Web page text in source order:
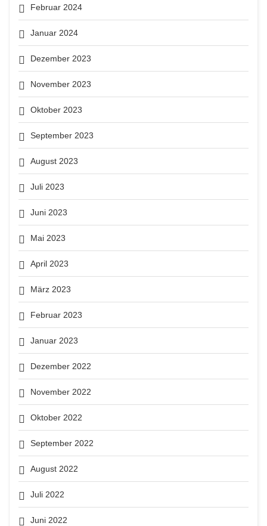
Februar 2024
Januar 2024
Dezember 2023
November 2023
Oktober 2023
September 2023
August 2023
Juli 2023
Juni 2023
Mai 2023
April 2023
März 2023
Februar 2023
Januar 2023
Dezember 2022
November 2022
Oktober 2022
September 2022
August 2022
Juli 2022
Juni 2022